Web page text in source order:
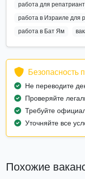
работа для
работа в Израиле для
работа в Бат Ям
Безопасность
Не переводите
Проверяйте
Требуйте
Уточняйте все
Похожие